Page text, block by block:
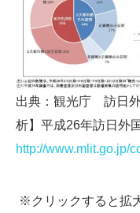
出典：観光庁 訪日
析】平成26年訪日外
http://www.mlit.go.jp/
※クリックすると拡